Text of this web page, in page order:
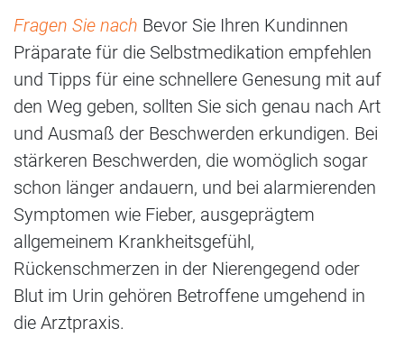
Fragen Sie nach Bevor Sie Ihren Kundinnen
Präparate für die Selbstmedikation empfehlen
und Tipps für eine schnellere Genesung mit auf
den Weg geben, sollten Sie sich genau nach Art
und Ausmaß der Beschwerden erkundigen. Bei
stärkeren Beschwerden, die womöglich sogar
schon länger andauern, und bei alarmierenden
Symptomen wie Fieber, ausgeprägtem
allgemeinem Krankheitsgefühl,
Rückenschmerzen in der Nierengegend oder
Blut im Urin gehören Betroffene umgehend in
die Arztpraxis.